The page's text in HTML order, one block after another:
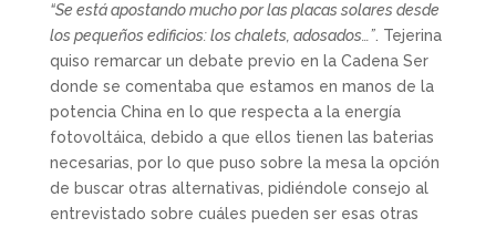
“Se está apostando mucho por las placas solares desde
los pequeños edificios: los chalets, adosados…”. Tejerina
quiso remarcar un debate previo en la Cadena Ser
donde se comentaba que estamos en manos de la
potencia China en lo que respecta a la energía
fotovoltáica, debido a que ellos tienen las baterias
necesarias, por lo que puso sobre la mesa la opción
de buscar otras alternativas, pidiéndole consejo al
entrevistado sobre cuáles pueden ser esas otras